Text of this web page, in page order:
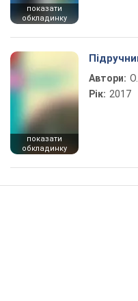
показати
обкладинку
показати
обкладинку
Автори:
Рік: 2017